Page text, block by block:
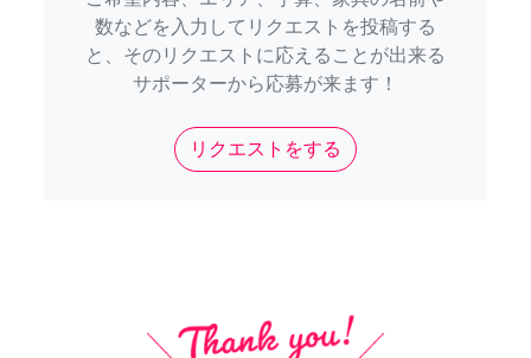
数などを入力してリクエストを投稿する
と、そのリクエストに応えることが出来る
サポーターから応募が来ます！
リクエストをする